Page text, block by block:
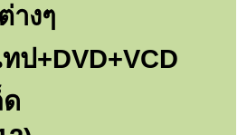
งๆ
ป+DVD+VCD